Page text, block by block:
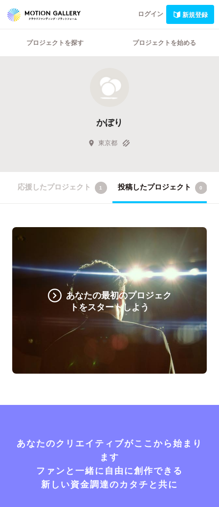
ログイン 新規登録
プロジェクトを探す プロジェクトを始める
かぼり
東京都
応援したプロジェクト 1 投稿したプロジェクト 0
あなたの最初のプロジェク
トをスタートしよう
あなたのクリエイティブがここから始まり
ます
ファンと一緒に自由に創作できる
新しい資金調達のカタチと共に